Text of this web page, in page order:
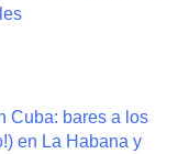
Cuba: bares a los
en La Habana y